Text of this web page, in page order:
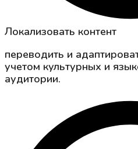
Локализовать контент
переводить и
учетом культурных и
аудитории.